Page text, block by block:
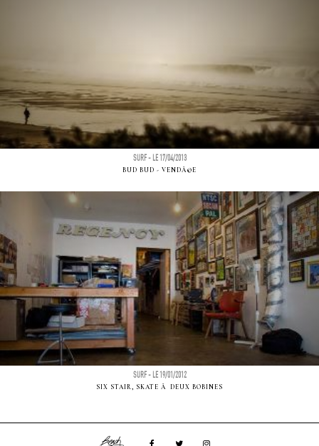
SURF - LE 17/04/2013
BUD BUD - VENDÃ©E
SURF - LE 19/01/2012
SIX STAIR, SKATE Ã DEUX BOBINES